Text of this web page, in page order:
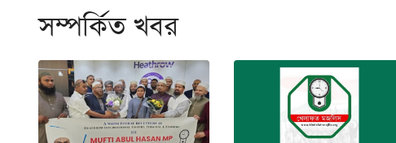
সম্পর্কিত খবর